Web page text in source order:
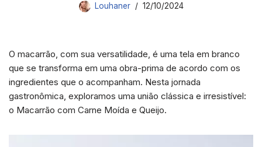
Louhaner 12/10/2024
O macarrão, com sua versatilidade, é uma tela em branco
que se transforma em uma obra-prima de acordo com os
ingredientes que o acompanham. Nesta jornada
gastronômica, exploramos uma união clássica e irresistível:
o Macarrão com Carne Moída e Queijo.